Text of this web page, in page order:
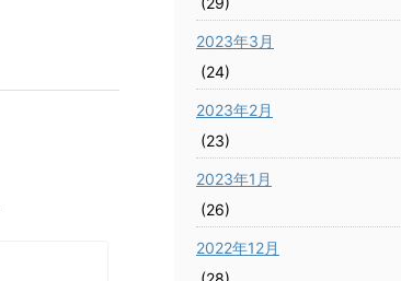
2023年3月
(24)
2023年2月
(23)
2023年1月
(26)
2022年12月